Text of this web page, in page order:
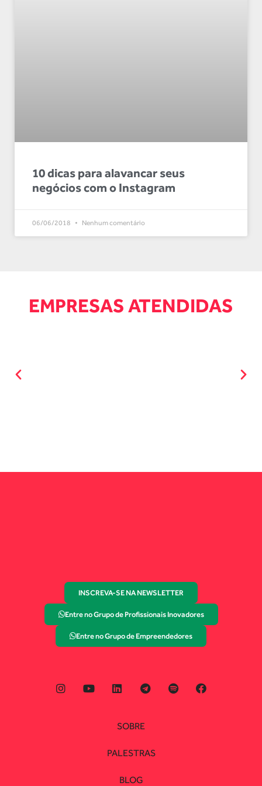
10 dicas para alavancar seus
negócios com o Instagram
06/06/2018 Nenhum comentário
EMPRESAS ATENDIDAS
INSCREVA-SE NA NEWSLETTER
Entre no Grupo de Profissionais Inovadores
Entre no Grupo de Empreendedores
SOBRE
PALESTRAS
BLOG